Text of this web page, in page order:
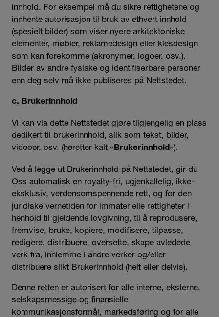
innhold. For eksempel må du sikre rettighetene og
innhente autorisasjon til bruk av ethvert innhold
(spesielt bilder) som viser nyere arkitektoniske
elementer, møbler, reklamedesign eller klesdesign
som kan forekomme (akronymer, logoer, osv.).
Bilder av andre fysiske og identifiserbare personer
enn deg selv må ikke publiseres på Nettstedet.
c. Brukerinnhold
Vi kan via dette Nettstedet gjøre tilgjengelig en plass
dedikert til brukerinnhold, slik som tekst, bilder,
videoer, osv. (heretter kalt «Brukerinnhold»).
Ved å legge ut Brukerinnhold på Nettstedet, gir du
Oss automatisk en royalty-fri, ugjenkallelig, ikke-
eksklusiv, verdensomspennende rett, og for den
juridiske vernetiden for immaterielle rettigheter i
henhold til gjeldende lovgivning, til å reprodusere,
fremvise, bruke, kopiere, modifisere, tilpasse,
redigere, distribuere, oversette, skape avledede
verk fra, innlemme i andre verker og/eller
distribuere slikt Brukerinnhold (helt eller delvis).
Denne retten er autorisert for alle interne, eksterne,
selskapsmessige og finansielle
kommunikasjonsformål, markedsføring og for alle